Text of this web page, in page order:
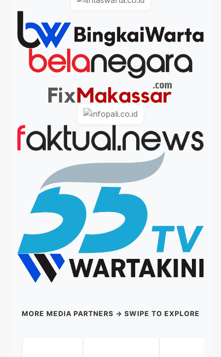
MORE MEDIA PARTNERS → SWIPE TO EXPLORE